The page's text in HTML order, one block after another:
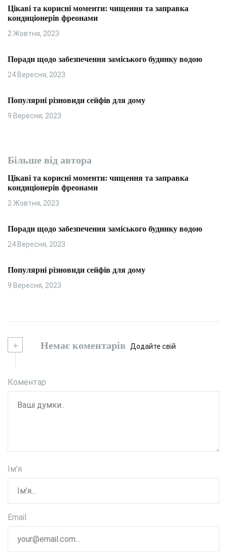
Цікаві та корисні моменти: чищення та заправка
кондиціонерів фреонами
2 Жовтня, 2023
Поради щодо забезпечення заміського будинку водою
24 Вересня, 2023
Популярні різновиди сейфів для дому
9 Вересня, 2023
Більше від автора
Цікаві та корисні моменти: чищення та заправка
кондиціонерів фреонами
2 Жовтня, 2023
Поради щодо забезпечення заміського будинку водою
24 Вересня, 2023
Популярні різновиди сейфів для дому
9 Вересня, 2023
+ Немає коментарів Додайте свій
Коментар
Ім’я
Email